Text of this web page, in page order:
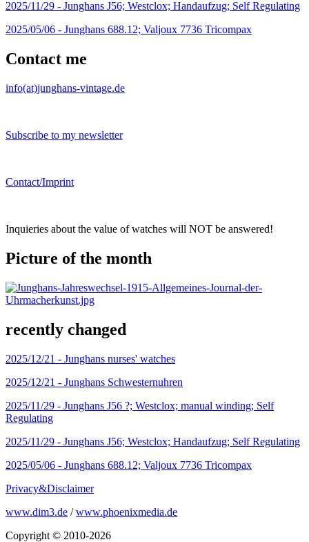
2025/11/29 - Junghans J56; Westclox; Handaufzug; Self Regulating
2025/05/06 - Junghans 688.12; Valjoux 7736 Tricompax
Contact me
info(at)junghans-vintage.de
Subscribe to my newsletter
Contact/Imprint
Inquieries about the value of watches will NOT be answered!
Picture of the month
recently changed
2025/12/21 - Junghans nurses' watches
2025/12/21 - Junghans Schwesternuhren
2025/11/29 - Junghans J56 ?; Westclox; manual winding; Self
Regulating
2025/11/29 - Junghans J56; Westclox; Handaufzug; Self Regulating
2025/05/06 - Junghans 688.12; Valjoux 7736 Tricompax
Privacy&Disclaimer
www.dim3.de /www.phoenixmedia.de
Copyright © 2010-2026